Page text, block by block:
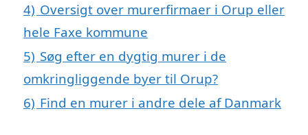
4) Oversigt over murerfirmaer i Orup eller
hele Faxe kommune
5) Søg efter en dygtig murer i de
omkringliggende byer til Orup?
6) Find en murer i andre dele af Danmark